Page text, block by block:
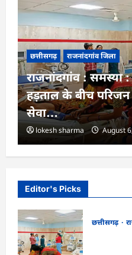
Editor's Picks
छत्तीसगढ़
छत्तीसगढ़ राजनांदगांव जिला
राजनांदगांव : समस्या :
हड़ताल के बीच परिजन
सेवा…
lokesh sharma August